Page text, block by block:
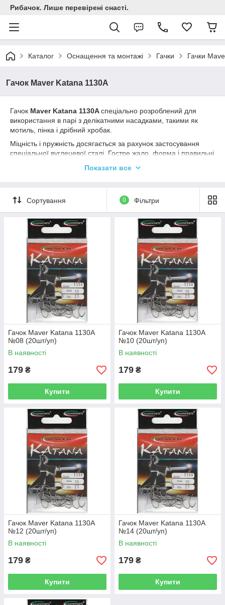
Рибачок. Лише перевірені снасті.
Каталог Оснащення та монтажі Гачки Гачки
Гачок Maver Katana 1130A
Гачок Maver Katana 1130Aспеціально розроблений для
використання в парі з делікатними насадками, такими як
мотиль, пінка і дрібний хробак.
Міцність і пружність досягається за рахунок застосування
спеціальної вуглецевої сталі. Гостре жало, форма і правильні
гостроту і чудово підходять для всіх видів поплавцевої і
фідерної ловлі.
Показати все
Сортування 0 Фільтри
Гачок Maver Katana 1130A
№08 (20шт/уп)
В наявності
179 ₴
Купити
Гачок Maver Katana 1130A
№10 (20шт/уп)
В наявності
179 ₴
Купити
Гачок Maver Katana 1130A
№12 (20шт/уп)
В наявності
179 ₴
Купити
Гачок Maver Katana 1130A
№14 (20шт/уп)
В наявності
179 ₴
Купити